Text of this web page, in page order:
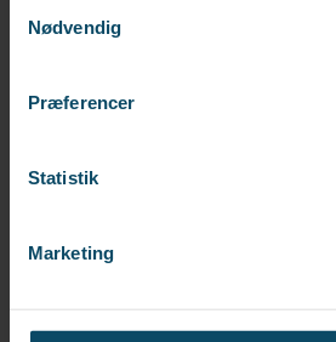
Nødvendig
Præferencer
Statistik
Marketing